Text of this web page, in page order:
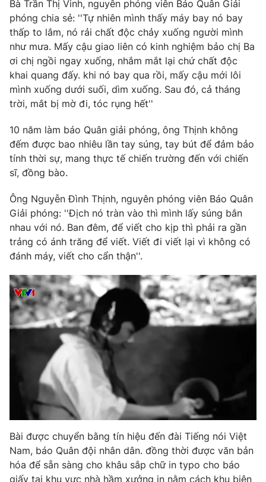
Video Shorts video
VTV Money VTV Thể thao
VTV Sức khoẻ Bất động sản
Thị trường 24h Tấm lòng Việt
VTV4 Vươn mình bằng AI
VTV9
Liên hệ tòa soạn English
Theo dõi báo trên
Cơ quan chủ quản: Đài Truyền hình Việt Nam
Cơ quan báo chí:
Thời báo VTV
Giấy phép hoạt động báo in và báo điện tử số 483/GP-BTTTT
cấp ngày 29/12/2023
Phó Tổng Biên tập:
Nguyễn Thị Mỹ Hạnh, Phạm Quốc Thắng,
Nguyễn Trọng Ninh
Tổng đài VTV:024.38 355 931 - 024.38 355 932
Bà Trần Thị Vinh, nguyên phóng viên Báo Quân Giải
phóng chia sẻ: ''Tự nhiên mình thấy máy bay nó bay
thấp to lắm, nó rải chất độc chảy xuống người mình
như mưa. Mấy cậu giao liên có kinh nghiệm bảo chị Ba
ơi chị ngồi ngay xuống, nhắm mắt lại chứ chất độc
khai quang đấy. khi nó bay qua rồi, mấy cậu mới lôi
mình xuống dưới suối, dìm xuống. Sau đó, cả tháng
trời, mắt bị mờ đi, tóc rụng hết''
10 năm làm báo Quân giải phóng, ông Thịnh không
đếm được bao nhiêu lần tay súng, tay bút để đảm bảo
tính thời sự, mang thực tế chiến trường đến với chiến
sĩ, đồng bào.
Ông Nguyễn Đình Thịnh, nguyên phóng viên Báo Quân
Giải phóng: ''Địch nó tràn vào thì mình lấy súng bắn
nhau với nó. Ban đêm, để viết cho kịp thì phải ra gần
trảng có ánh trăng để viết. Viết đi viết lại vì không có
đánh máy, viết cho cẩn thận''.
Bài được chuyển bằng tín hiệu đến đài Tiếng nói Việt
Nam, báo Quân đội nhân dân. đồng thời được văn bản
hóa để sẵn sàng cho khâu sắp chữ in typo cho báo
giấy tại khu vực nhà hầm xưởng in nằm cách khu biên